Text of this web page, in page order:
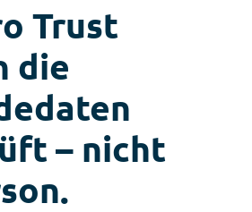
Trust
die
– nicht